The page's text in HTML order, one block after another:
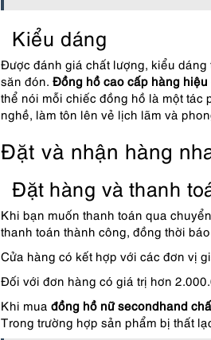
Kiểu dáng
Được đánh giá chất lượng, kiểu
săn đón. Đồng hồ cao cấp hàng hiệu
thể nói mỗi chiếc đồng hồ là một tác
nghề, làm tôn lên vẻ lịch lãm và
Đặt và nhận hàng
Đặt hàng và thanh
Khi bạn muốn thanh toán qua
thanh toán thành công, đồng thời
Cửa hàng có kết hợp với các đơn vị
Đối với đơn hàng có giá trị hơn
Khi mua đồng hồ nữsecondhand
Trong trường hợp sản phẩm bị thất